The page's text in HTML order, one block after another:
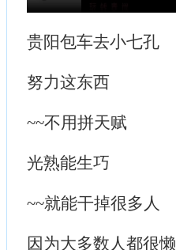
贵阳包车去小七孔
努力这东西
~~不用拼天赋
光熟能生巧
~~就能干掉很多人
因为大多数人都很懒